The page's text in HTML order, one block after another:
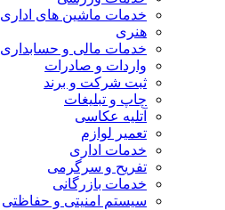
خدمات ماشین های اداری
هنری
خدمات مالی و حسابداری
واردات و صادرات
ثبت شرکت و برند
چاپ و تبلیغات
آتلیه عکاسی
تعمیر لوازم
خدمات اداری
تفریح و سرگرمی
خدمات بازرگانی
سیستم امنیتی و حفاظتی